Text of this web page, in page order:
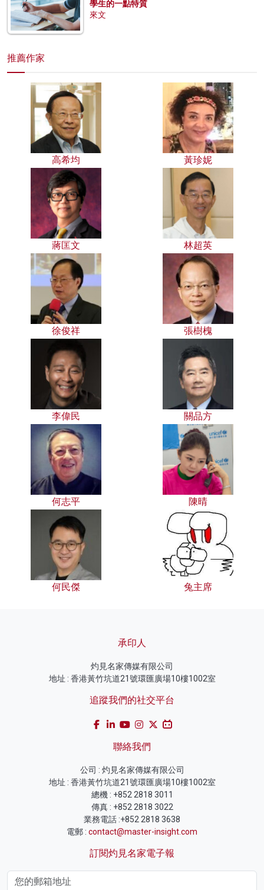
學生的一點特質
來文
推薦作家
高希均 黃珍妮
蔣匡文 林超英
徐俊祥 張樹槐
李偉民 關品方
何志平 陳晴
何民傑 兔主席
承印人
灼見名家傳媒有限公司
地址 : 香港黃竹坑道21號環匯廣場10樓1002室
追蹤我們的社交平台
聯絡我們
公司 : 灼見名家傳媒有限公司
地址 : 香港黃竹坑道21號環匯廣場10樓1002室
總機 : +852 2818 3011
傳真 : +852 2818 3022
業務電話 :+852 2818 3638
電郵 : contact@master-insight.com
訂閱灼見名家電子報